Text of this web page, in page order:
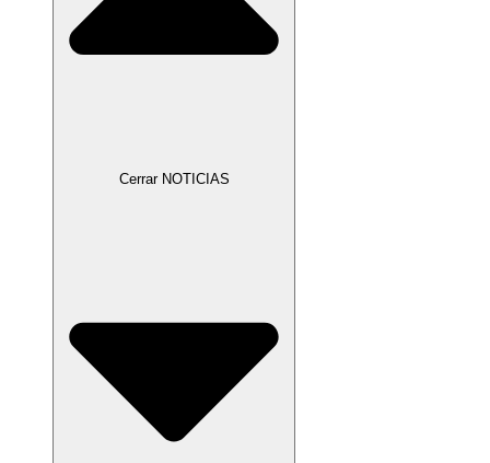
Cerrar NOTICIAS